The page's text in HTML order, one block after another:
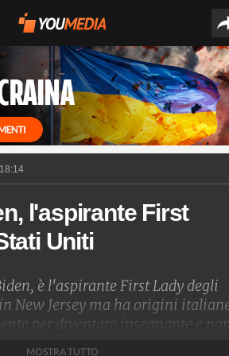
18:14
l'aspirante First
Uniti
è l'aspirante First Lady degli
New Jersey ma ha origini
per diventare insegnante e
MOSTRA TUTTO